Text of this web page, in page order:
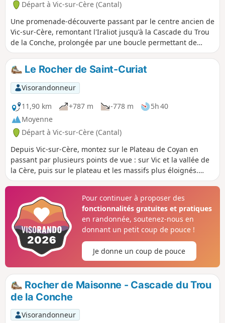
Départ à Vic-sur-Cère (Cantal)
Une promenade-découverte passant par le centre ancien de
Vic-sur-Cère, remontant l'Iraliot jusqu'à la Cascade du Trou
de la Conche, prolongée par une boucle permettant de
longer le Bras de la Cère et découvrir une source d'eau
minérale oubliée.
Le Rocher de Saint-Curiat
Visorandonneur
11,90 km
+787 m -778 m
5h 40
Moyenne
Départ à Vic-sur-Cère (Cantal)
Depuis Vic-sur-Cère, montez sur le Plateau de Coyan en
passant par plusieurs points de vue : sur Vic et la vallée de
la Cère, puis sur le plateau et les massifs plus éloignés.
L'itinéraire passe par le Rocher de Saint-Curiat, un ancien
huguenots. En 2023, sentier entre (8) et (2) passant par le
Grotte des Anglais, interdit pour cause d'éboulement. Il est
toujours possible, jusqu'à indication contraire, de faire un
aller-retour jusqu'en (7) ou (8)
Pour continuer à proposer des
fonctionnalités gratuites et pratiques
en randonnée, soutenez-nous en
donnant un petit coup de pouce !
Je donne un coup de pouce
Rocher de Maisonne - Cascade du Trou
de la Conche
Visorandonneur